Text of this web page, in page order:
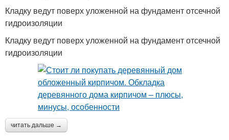
Кладку ведут поверх уложенной на фундамент отсечной
гидроизоляции
Кладку ведут поверх уложенной на фундамент отсечной
гидроизоляции
читать дальше →